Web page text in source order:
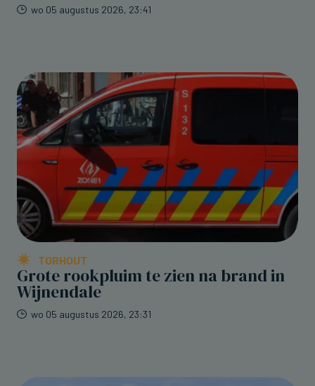
wo 05 augustus 2026, 23:41
TORHOUT
Grote rookpluim te zien na brand in
Wijnendale
wo 05 augustus 2026, 23:31